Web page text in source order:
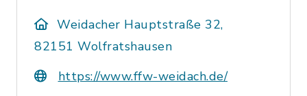
Weidacher Hauptstraße 32,
82151 Wolfratshausen
https://www.ffw-weidach.de/